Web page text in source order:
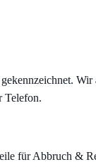
gekennzeichnet.
Telefon.
für Abbruch &